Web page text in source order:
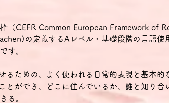
（CEFR Common European Framework of
の定義するAレベル・基礎段階の言語使
す。
るための、よく使われる日常的表現と基本的
とができ、どこに住んでいるか、誰と知り合
る。